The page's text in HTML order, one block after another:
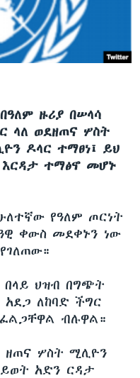
ዙሪያ በሠላሳ
ላለ ወደዘጠና ሦስት
ዶላር ተማፀነ፤ ይህ
እርዳታ ተማፅኖ መሆኑ
የዓለም ጦርነት
ቀውስ መደቀኑን ነው
ህዝብ በግጭት
ለከባድ ችግር
ብሉዋል።
ሦስት ሚሊዮን
አድን ርዳታ